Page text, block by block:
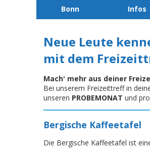
Bonn Infos
Neue Leute
mit dem
Mach' mehr aus deiner
Bei unserem Freizeittreff in
unseren PROBEMONAT und
Bergische Kaffeetafel
Die Bergische Kaffeetafel ist